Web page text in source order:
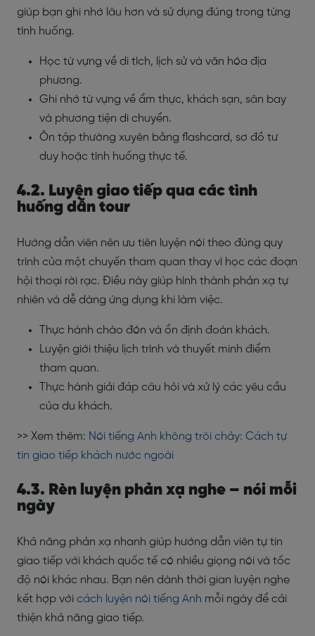
giúp bạn ghi nhớ lâu hơn và sử dụng đúng trong từng
tình huống.
Học từ vựng về di tích, lịch sử và văn hóa địa
phương.
Ghi nhớ từ vựng về ẩm thực, khách sạn, sân bay
và phương tiện di chuyển.
Ôn tập thường xuyên bằng flashcard, sơ đồ tư
duy hoặc tình huống thực tế.
4.2. Luyện giao tiếp qua các tình
huống dẫn tour
Hướng dẫn viên nên ưu tiên luyện nói theo đúng quy
trình của một chuyến tham quan thay vì học các đoạn
hội thoại rời rạc. Điều này giúp hình thành phản xạ tự
nhiên và dễ dàng ứng dụng khi làm việc.
Thực hành chào đón và ổn định đoàn khách.
Luyện giới thiệu lịch trình và thuyết minh điểm
tham quan.
Thực hành giải đáp câu hỏi và xử lý các yêu cầu
của du khách.
>> Xem thêm: Nói tiếng Anh không trôi chảy: Cách tự
tin giao tiếp khách nước ngoài
4.3. Rèn luyện phản xạ nghe – nói mỗi
ngày
Khả năng phản xạ nhanh giúp hướng dẫn viên tự tin
giao tiếp với khách quốc tế có nhiều giọng nói và tốc
độ nói khác nhau. Bạn nên dành thời gian luyện nghe
kết hợp với cách luyện nói tiếng Anh mỗi ngày để cải
thiện khả năng giao tiếp.